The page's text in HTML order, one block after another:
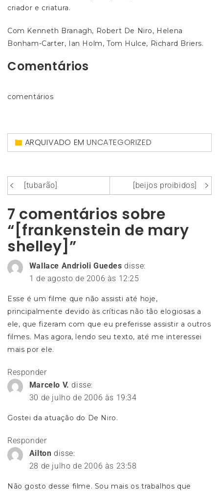
criador e criatura.
Com Kenneth Branagh, Robert De Niro, Helena
Bonham-Carter, Ian Holm, Tom Hulce, Richard Briers.
Comentários
comentários
ARQUIVADO EMUNCATEGORIZED
Navegação
de
Post
[tubarão] [beijos proibidos]
7 comentários sobre
“[frankenstein de mary
shelley]”
Wallace Andrioli Guedes disse:
1 de agosto de 2006 às 12:25
Esse é um filme que não assisti até hoje,
principalmente devido às críticas não tão elogiosas a
ele, que fizeram com que eu preferisse assistir a outros
filmes. Mas agora, lendo seu texto, até me interessei
mais por ele.
Responder
Marcelo V. disse:
30 de julho de 2006 às 19:34
Gostei da atuação do De Niro.
Responder
Ailton disse:
28 de julho de 2006 às 23:58
Não gosto desse filme. Sou mais os trabalhos que